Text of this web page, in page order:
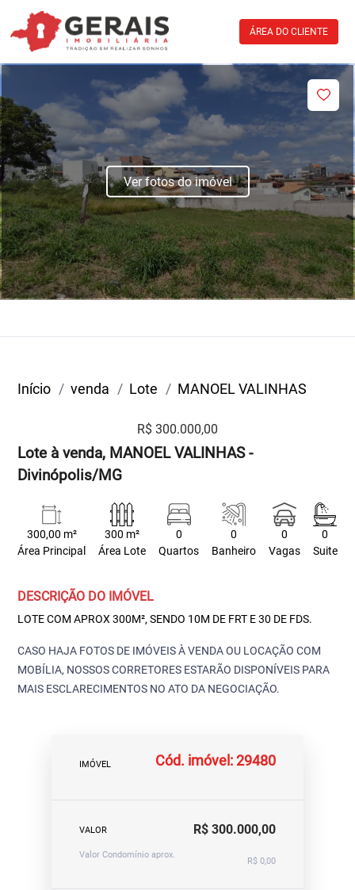
ÁREA DO CLIENTE
Ver fotos do imóvel
Início venda Lote MANOEL VALINHAS
R$ 300.000,00
Lote à venda, MANOEL VALINHAS -
Divinópolis/MG
300,00 m²
Área Principal
300 m²
Área Lote
0
Quartos
0
Banheiro
0
Vagas
0
Suite
DESCRIÇÃO DO IMÓVEL
LOTE COM APROX 300M², SENDO 10M DE FRT E 30 DE FDS.
CASO HAJA FOTOS DE IMÓVEIS À VENDA OU LOCAÇÃO COM
MOBÍLIA, NOSSOS CORRETORES ESTARÃO DISPONÍVEIS PARA
MAIS ESCLARECIMENTOS NO ATO DA NEGOCIAÇÃO.
IMÓVEL Cód. imóvel: 29480
VALOR R$ 300.000,00
Valor Condomínio aprox.
R$ 0,00